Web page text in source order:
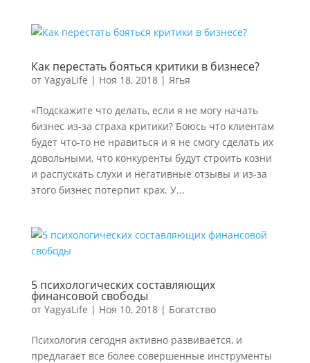
Как перестать бояться критики в бизнесе?
от YagyaLife | Ноя 18, 2018| Ягья
«Подскажите что делать, если я не могу начать
бизнес из-за страха критики? Боюсь что клиентам
будет что-то не нравиться и я не смогу сделать их
довольными, что конкуренты будут строить козни
и распускать слухи и негативные отзывы и из-за
этого бизнес потерпит крах. У...
5 психологических составляющих
финансовой свободы
от YagyaLife | Ноя 10, 2018| Богатство
Психология сегодня активно развивается, и
предлагает все более совершенные инструменты